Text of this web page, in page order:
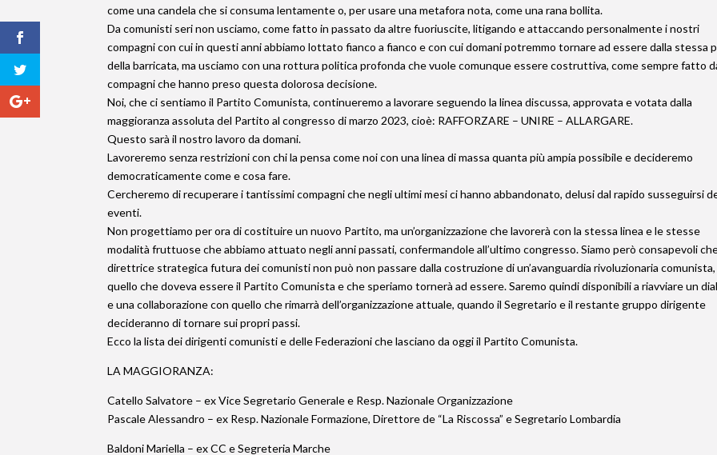
come una candela che si consuma lentamente o, per usare una metafora nota, come una rana bollita.
Da comunisti seri non usciamo, come fatto in passato da altre fuoriuscite, litigando e attaccando personalmente i nostri
compagni con cui in questi anni abbiamo lottato fianco a fianco e con cui domani potremmo tornare ad essere dalla stessa
della barricata, ma usciamo con una rottura politica profonda che vuole comunque essere costruttiva, come sempre fatto
compagni che hanno preso questa dolorosa decisione.
Noi, che ci sentiamo il Partito Comunista, continueremo a lavorare seguendo la linea discussa, approvata e votata dalla
maggioranza assoluta del Partito al congresso di marzo 2023, cioè: RAFFORZARE – UNIRE – ALLARGARE.
Questo sarà il nostro lavoro da domani.
Lavoreremo senza restrizioni con chi la pensa come noi con una linea di massa quanta più ampia possibile e decideremo
democraticamente come e cosa fare.
Cercheremo di recuperare i tantissimi compagni che negli ultimi mesi ci hanno abbandonato, delusi dal rapido susseguirsi
eventi.
Non progettiamo per ora di costituire un nuovo Partito, ma un’organizzazione che lavorerà con la stessa linea e le stesse
modalità fruttuose che abbiamo attuato negli anni passati, confermandole all’ultimo congresso. Siamo però consapevoli
direttrice strategica futura dei comunisti non può non passare dalla costruzione di un’avanguardia rivoluzionaria comunista,
quello che doveva essere il Partito Comunista e che speriamo tornerà ad essere. Saremo quindi disponibili a riavviare un
e una collaborazione con quello che rimarrà dell’organizzazione attuale, quando il Segretario e il restante gruppo dirigente
decideranno di tornare sui propri passi.
Ecco la lista dei dirigenti comunisti e delle Federazioni che lasciano da oggi il Partito Comunista.
LA MAGGIORANZA:
Catello Salvatore – ex Vice Segretario Generale e Resp. Nazionale Organizzazione
Pascale Alessandro – ex Resp. Nazionale Formazione, Direttore de “La Riscossa” e Segretario Lombardia
Baldoni Mariella – ex CC e Segreteria Marche